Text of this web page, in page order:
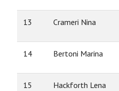
13 Crameri Nina
14 Bertoni Marina
15 Hackforth Lena